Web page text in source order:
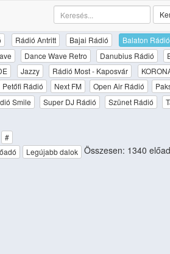
Rádió Antritt Bajai Rádió Balaton Rádió
Dance Wave Retro Danubius Rádió
Jazzy Rádió Most - Kaposvár
Petőfi Rádió Next FM Open Air Rádió
Smile Super DJ Rádió Szünet Rádió
#
Legújabb dalok Összesen: 1340